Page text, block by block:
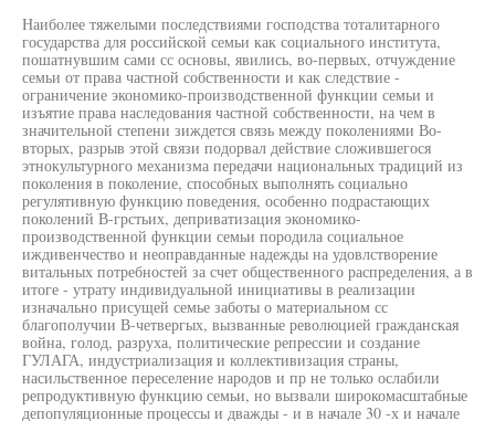
Наиболее тяжелыми последствиями господства тоталитарного
государства для российской семьи как социального института,
пошатнувшим сами сс основы, явились, во-первых, отчуждение
семьи от права частной собственности и как следствие -
ограничение экономико-производственной функции семьи и
изъятие права наследования частной собственности, на чем в
значительной степени зиждется связь между поколениями Во-
вторых, разрыв этой связи подорвал действие сложившегося
этнокультурного механизма передачи национальных традиций из
поколения в поколение, способных выполнять социально
регулятивную функцию поведения, особенно подрастающих
поколений В-грстьих, деприватизация экономико-
производственной функции семьи породила социальное
иждивенчество и неоправданные надежды на удовлстворение
витальных потребностей за счет общественного распределения, а в
итоге - утрату индивидуальной инициативы в реализации
изначально присущей семье заботы о материальном сс
благополучии В-четвергых, вызванные революцией гражданская
война, голод, разруха, политические репрессии и создание
ГУЛАГА, индустриализация и коллективизация страны,
насильственное переселение народов и пр не только ослабили
репродуктивную функцию семьи, но вызвали широкомасштабные
депопуляционные процессы и дважды - и в начале 30 -х и начале